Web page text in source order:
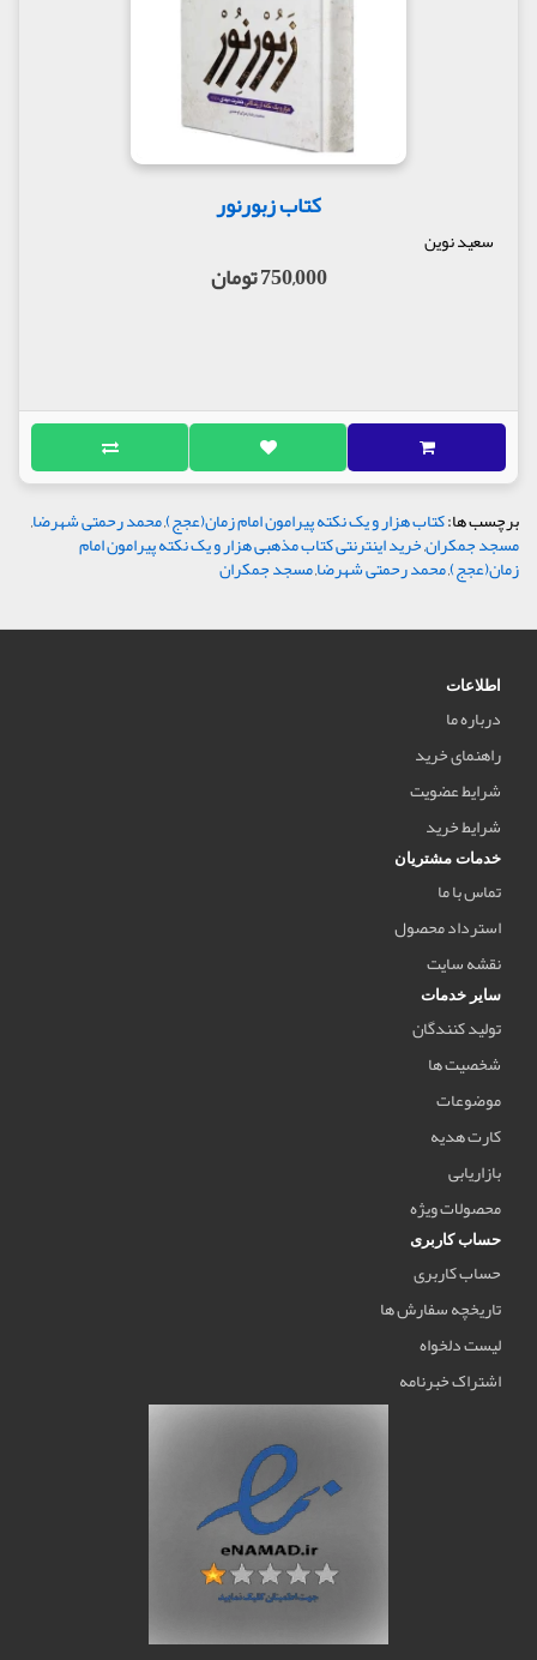
کتاب زبورنور
سعید نوین
750,000 تومان
برچسب ها:کتاب هزار و یک نکته پیرامون امام زمان(عجج),محمد رحمتی شهرضا,
مسجد جمکران,خرید اینترنتی کتاب مذهبی هزار و یک نکته پیرامون امام
زمان(عجج),محمد رحمتی شهرضا,مسجد جمکران
اطلاعات
درباره ما
راهنمای خرید
شرایط عضویت
شرایط خرید
خدمات مشتریان
تماس با ما
استرداد محصول
نقشه سایت
سایر خدمات
تولید کنندگان
شخصیت ها
موضوعات
کارت هدیه
بازاریابی
محصولات ویژه
حساب کاربری
حساب کاربری
تاریخچه سفارش ها
لیست دلخواه
اشتراک خبرنامه